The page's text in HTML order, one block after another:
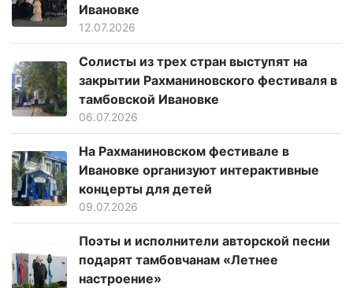
Ивановке
12.07.2026
Солисты из трех стран выступят на
закрытии Рахманиновского фестиваля в
тамбовской Ивановке
06.07.2026
На Рахманиновском фестивале в
Ивановке организуют интерактивные
концерты для детей
09.07.2026
Поэты и исполнители авторской песни
подарят тамбовчанам «Летнее
настроение»